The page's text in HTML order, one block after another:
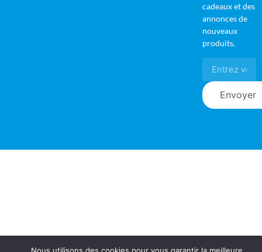
cadeaux et des
annonces de
nouveaux
produits.
Envoyer